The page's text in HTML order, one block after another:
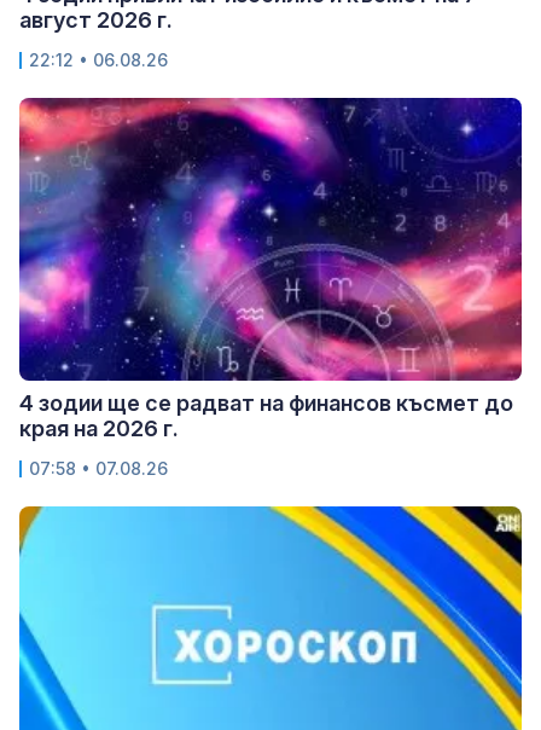
август 2026 г.
22:12 • 06.08.26
4 зодии ще се радват на финансов късмет до
края на 2026 г.
07:58 • 07.08.26